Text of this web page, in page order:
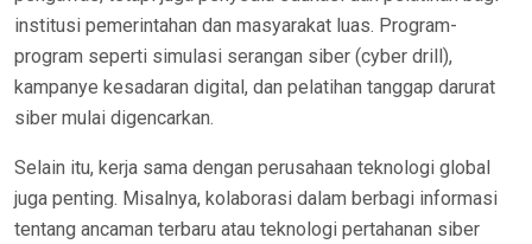
institusi pemerintahan dan masyarakat luas. Program-
program seperti simulasi serangan siber (cyber drill),
kampanye kesadaran digital, dan pelatihan tanggap darurat
siber mulai digencarkan.
Selain itu, kerja sama dengan perusahaan teknologi global
juga penting. Misalnya, kolaborasi dalam berbagi informasi
tentang ancaman terbaru atau teknologi pertahanan siber